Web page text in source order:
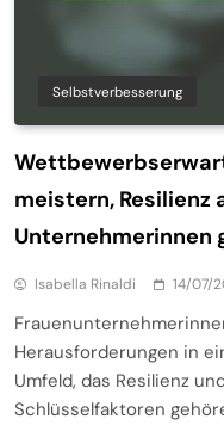
Selbstverbesserung
meistern, Resilienz
Unternehmerinnen
Isabella Rinaldi 14/07/
Herausforderungen in
Umfeld, das Resilienz
Schlüsselfaktoren